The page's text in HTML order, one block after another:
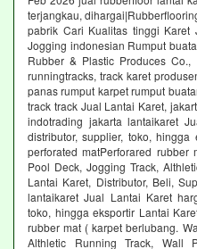
terjangkau,
pabrik Cari Kualitas tinggi Karet
Jogging indonesian Rumput
Rubber & Plastic Produces
runningtracks, track karet
panas rumput karpet rumput
track track Jual Lantai Karet,
indotrading jakarta lantaikaret
distributor, supplier, toko,
perforated matPerforared rubber
Pool Deck, Jogging Track,
Lantai Karet, Distributor, Beli,
lantaikaret Jual Lantai Karet
toko, hingga eksportir Lantai
rubber mat ( karpet berlubang.
Althletic Running Track, Wall